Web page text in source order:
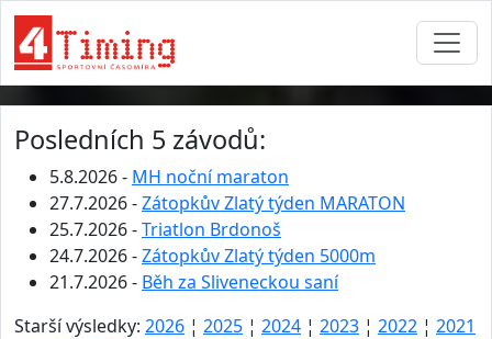
Posledních 5 závodů:
5.8.2026 - MH noční maraton
27.7.2026 -Zátopkův Zlatý týden MARATON
25.7.2026 -Triatlon Brdonoš
24.7.2026 -Zátopkův Zlatý týden 5000m
21.7.2026 - Běh za Sliveneckou saní
Starší výsledky: 2026 ¦ 2025 ¦ 2024 ¦ 2023 ¦ 2022 ¦ 2021